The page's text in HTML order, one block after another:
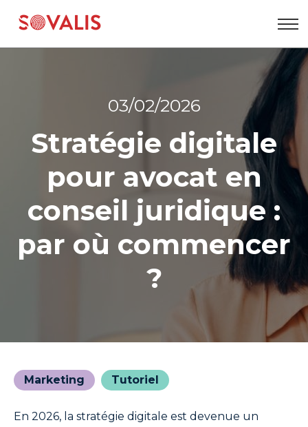
contenu
03/02/2026
Stratégie digitale
pour avocat en
conseil juridique :
par où commencer
?
Marketing Tutoriel
En 2026, la stratégie digitale est devenue un